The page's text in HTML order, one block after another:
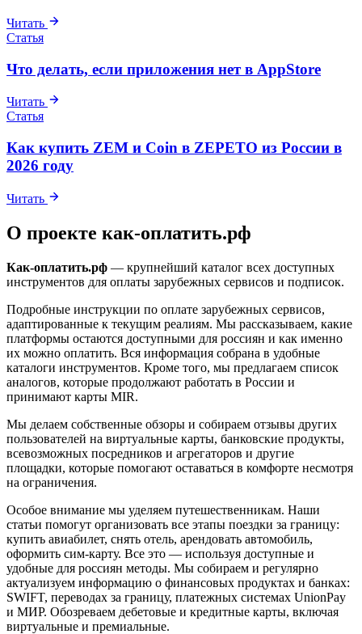
Читать
Статья
Что делать, если приложения нет в AppStore
Читать
Статья
Как купить ZEM и Coin в ZEPETO из России в
2026 году
Читать
О проекте как-оплатить.рф
Как-оплатить.рф — крупнейший каталог всех доступных
инструментов для оплаты зарубежных сервисов и подписок.
Подробные инструкции по оплате зарубежных сервисов,
адаптированные к текущим реалиям. Мы рассказываем, какие
платформы остаются доступными для россиян и как именно
их можно оплатить. Вся информация собрана в удобные
каталоги инструментов. Кроме того, мы предлагаем список
аналогов, которые продолжают работать в России и
принимают карты MIR.
Мы делаем собственные обзоры и собираем отзывы других
пользователей на виртуальные карты, банковские продукты,
всевозможных посредников и агрегаторов и другие
площадки, которые помогают оставаться в комфорте несмотря
на ограничения.
Особое внимание мы уделяем путешественникам. Наши
статьи помогут организовать все этапы поездки за границу:
купить авиабилет, снять отель, арендовать автомобиль,
оформить сим-карту. Все это — используя доступные и
удобные для россиян методы. Мы собираем и регулярно
актуализуем информацию о финансовых продуктах и банках:
SWIFT, переводах за границу, платежных системах UnionPay
и МИР. Обозреваем дебетовые и кредитные карты, включая
виртуальные и премиальные.